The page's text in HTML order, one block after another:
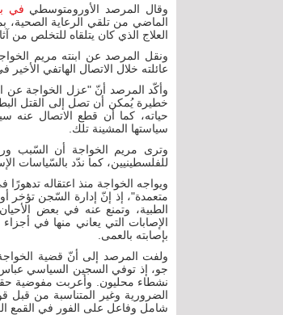
وقال المرصد الأورومتوسطي في
الماضي من تلقي الرعاية الصحية،
العلاج الذي كان يتلقاه للتخلص
ونقل المرصد عن ابنته مريم
عائلته خلال الاتصال الهاتفي الأخير في 30 مارس/آذار الماضي أنّه لن يُسمَح له بإجراء مكالمات هاتفية بعد
وأكّد المرصد أنّ "عزل الخواجة عن
خطيرة يُمكن أن تصل إلى القتل
حياته، كما أن قطع الاتصال
سياستها المشينة تلك.
وترى مريم الخواجة أن السّبب
للفلسطينيين، كما ندّد بالسّياسات
ويواجه الخواجة منذ اعتقاله
متعمدة"، إذ إنّ إدارة السّجن تؤخر
الطبية، وتمنع عنه في بعض
الإصابات التي يعاني منها في
بإصابته بالعمى.
ولفت المرصد إلى أنّ قضية
نشطاء محليون. وأعربت مفوضية
الضرورية وغير المتناسبة من
شامل وفاعل على الفور في القمع